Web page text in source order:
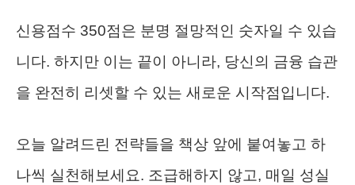
신용점수 350점은 분명 절망적인 숫자일 수 있습
니다. 하지만 이는 끝이 아니라, 당신의 금융 습관
을 완전히 리셋할 수 있는 새로운 시작점입니다.
오늘 알려드린 전략들을 책상 앞에 붙여놓고 하
나씩 실천해보세요. 조급해하지 않고, 매일 성실